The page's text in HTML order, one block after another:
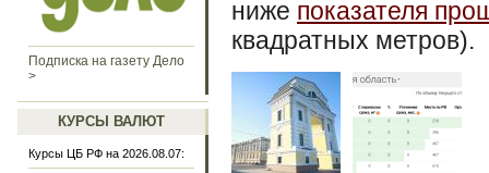
Подписка на газету Дело
>
КУРСЫ ВАЛЮТ
Курсы ЦБ РФ на 2026.08.07:
ниже показателя
квадратных метров).